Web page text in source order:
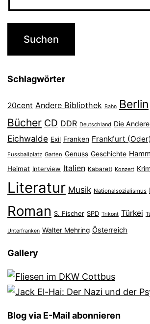
Schlagwörter
20cent Andere Bibliothek Bahn Berlin
Bücher CD DDR Deutschland Die
Eichwalde Exil Franken Frankfurt (Oder)
Fussballplatz Garten Genuss Geschichte
Heimat Interview Italien Kabarett Konzert
Literatur Musik Nationalsozialismus
Roman S. Fischer SPD Trikont Türkei
Unterfranken Walter Mehring Österreich
Gallery
Blog via E-Mail abonnieren